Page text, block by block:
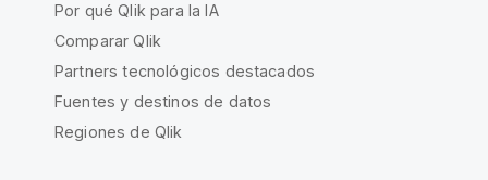
Por qué Qlik para la IA
Comparar Qlik
Partners tecnológicos destacados
Fuentes y destinos de datos
Regiones de Qlik